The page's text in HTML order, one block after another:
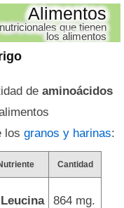
Alimentos
que tienen
los alimentos
de aminoácidos
los granos y harinas:
Cantidad
Leucina 864 mg.